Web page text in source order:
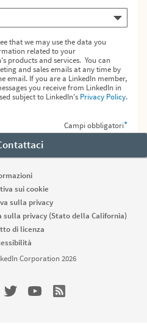
that we may use the data you
related to your
products and services. You can
and sales emails at any time by
email. If you are a LinkedIn member,
you receive from LinkedIn in
subject to LinkedIn's Privacy Policy.
Campi obbligatori*
sui cookie
sulla privacy
privacy (Stato della California)
di licenza
Corporation 2026